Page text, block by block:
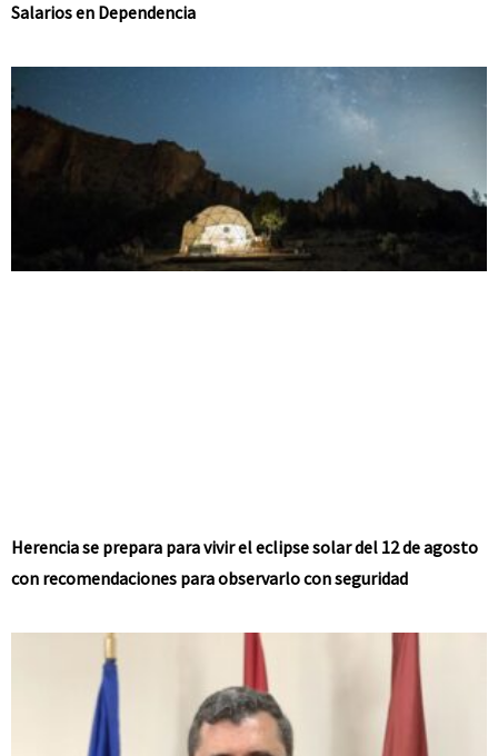
Salarios en Dependencia
Herencia se prepara para vivir el eclipse solar del 12 de agosto
con recomendaciones para observarlo con seguridad